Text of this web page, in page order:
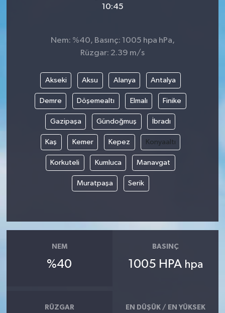
10:45
Nem: %40, Basınç: 1005 hpa hPa,
Rüzgar: 2.39 m/s
Akseki Aksu Alanya Antalya
Demre Döşemealtı Elmalı Finike
Gazipaşa Gündoğmuş İbradı
Kaş Kemer Kepez Konyaaltı
Korkuteli Kumluca Manavgat
Muratpaşa Serik
NEM
%40
BASINÇ
1005 HPA hpa
RÜZGAR EN DÜŞÜK / EN YÜKSEK